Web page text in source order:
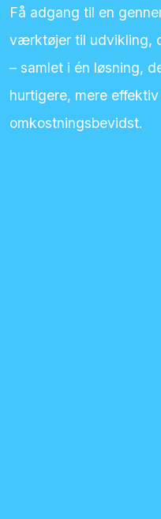
Få adgang til en
værktøjer til udvikling,
– samlet i én løsning,
hurtigere, mere
omkostningsbevidst.